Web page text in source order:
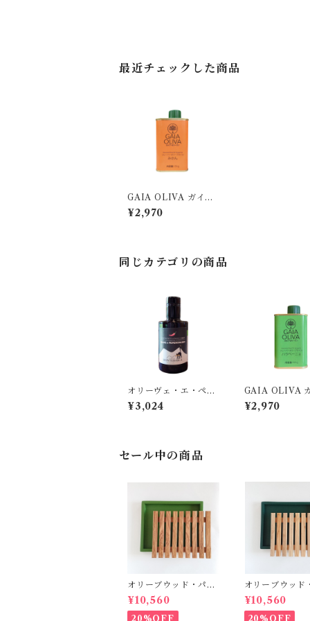
最近チェックした商品
GAIA OLIVA ガイア･
オリーヴァ/ みかん フ
レーバーオリーブオイ
¥2,970
同じカテゴリの商品
オリーヴェ・エ・ペペ
ロンチーノ 250ml
¥3,024
GAIA OLIVA
オリーヴァ/ ハ
ニョ フレーバ
¥2,970
セール中の商品
オリーブウッド・パン
用カッティングボード
【グリーン】
¥10,560
20%OFF
オリーブウッド
用カッティング
【ダークグリー
¥10,560
20%OFF